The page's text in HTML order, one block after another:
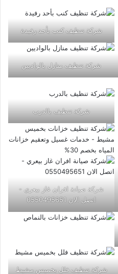
شركة تنظيف كنب بأحد رفيدة
شركة تنظيف منازل بالواديين
شركة تنظيف بالدرب
شركة صيانة افران غاز بيعري -
اتصل الان 0550495651
شركة تنظيف فلل بخميس مشيط